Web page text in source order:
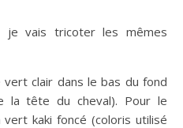
vais tricoter les mêmes
clair dans le bas du fond
la tête du cheval). Pour le
kaki foncé (coloris utilisé